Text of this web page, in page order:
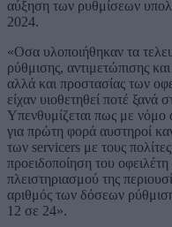
αύξηση των ρυθμίσεων
2024.
«Οσα υλοποιήθηκαν τα
ρύθμισης, αντιμετώπισης
αλλά και προστασίας των
είχαν υιοθετηθεί ποτέ
Υπενθυμίζεται πως με νόμο
για πρώτη φορά αυστηροί
των servicers με τους
προειδοποίηση του
πλειστηριασμού της
αριθμός των δόσεων
12 σε 24».